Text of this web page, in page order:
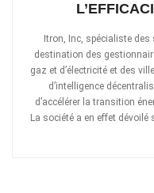
Itron, Inc, spécialiste
destination des
gaz et d’électricité et des
d’intelligence
d’accélérer la transition
La société a en effet dévoilé